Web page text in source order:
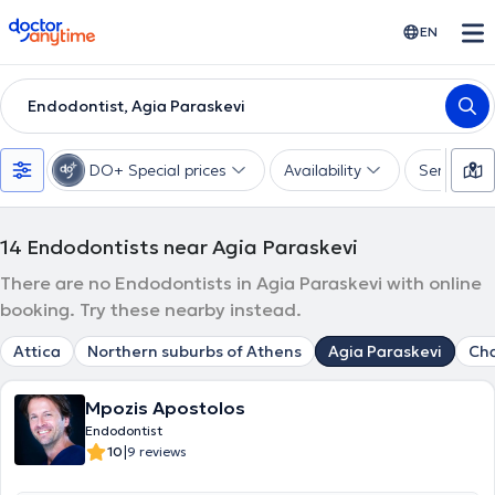
doctoranytime EN
Endodontist, Agia Paraskevi
DO+ Special prices Availability Services
14 Endodontists near Agia Paraskevi
There are no Endodontists in Agia Paraskevi with online
booking. Try these nearby instead.
Attica Northern suburbs of Athens Agia Paraskevi
Mpozis Apostolos
Endodontist
10|9 reviews